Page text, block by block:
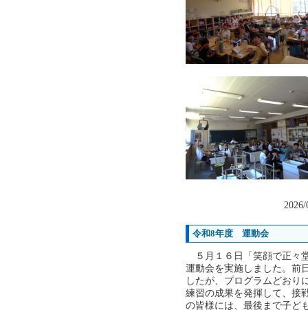
令和8年度 運動会
５月１６日「笑顔で正々
運動会を実施しました。前
したが、プログラムどおり
練習の成果を発揮して、接
の皆様には、最後まで子ど